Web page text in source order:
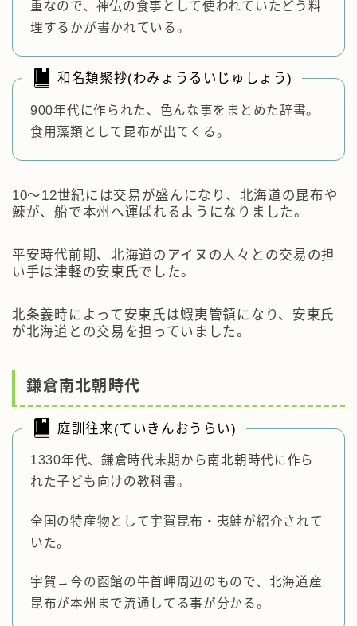
重なので、神仏の食事として使われていたどう料
理するかが書かれている。
和名類聚抄(わみょうるいじゅしょう)
900年代に作られた、色んな事をまとめた辞書。
食用藻類として昆布が出てくる。
10～12世紀には交易が盛んになり、北海道の昆布や
鰊が、船で本州へ運ばれるようになりました。
平安時代前期、北海道のアイヌの人々との交易の担
い手は津軽の安東氏でした。
北条義時によって安東氏は蝦夷管領になり、安東氏
が北海道との交易を担っていました。
鎌倉南北朝時代
庭訓往来(ていきんおうらい)
1330年代、鎌倉時代末期から南北朝時代に作ら
れた子ども向けの教科書。
全国の特産物として宇賀昆布・夷鮭が紹介されて
いた。
宇賀→今の函館の牛首岬周辺のもので、北海道産
昆布が本州まで流通してる事が分かる。